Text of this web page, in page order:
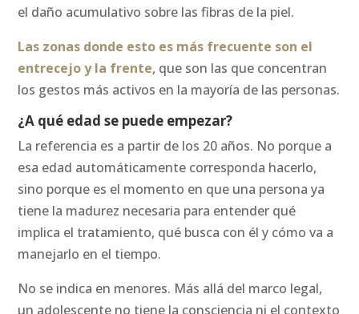
el daño acumulativo sobre las fibras de la piel.
Las zonas donde esto es más frecuente son el
entrecejo y la frente, que son las que concentran
los gestos más activos en la mayoría de las personas.
¿A qué edad se puede empezar?
La referencia es a partir de los 20 años. No porque a
esa edad automáticamente corresponda hacerlo,
sino porque es el momento en que una persona ya
tiene la madurez necesaria para entender qué
implica el tratamiento, qué busca con él y cómo va a
manejarlo en el tiempo.
No se indica en menores. Más allá del marco legal,
un adolescente no tiene la consciencia ni el contexto